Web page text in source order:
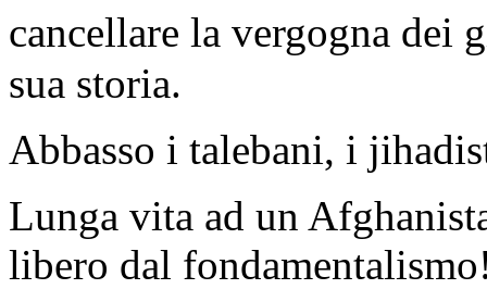
cancellare la vergogna
sua storia.
Abbasso i talebani, i
Lunga vita ad un
libero dal